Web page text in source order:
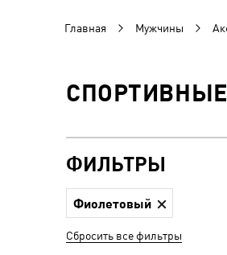
Главная Мужчины
ФИЛЬТРЫ
Фиолетовый
Сбросить все фильтры